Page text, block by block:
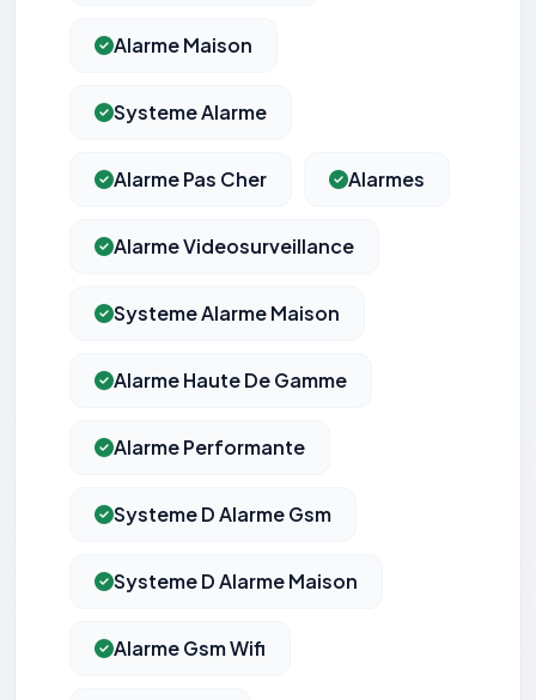
Alarme Maison
Systeme Alarme
Alarme Pas Cher Alarmes
Alarme Videosurveillance
Systeme Alarme Maison
Alarme Haute De Gamme
Alarme Performante
Systeme D Alarme Gsm
Systeme D Alarme Maison
Alarme Gsm Wifi